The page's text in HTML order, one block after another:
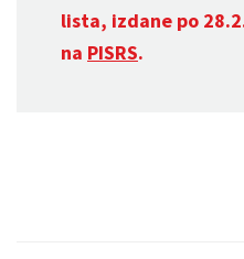
lista, izdane po
na PISRS.